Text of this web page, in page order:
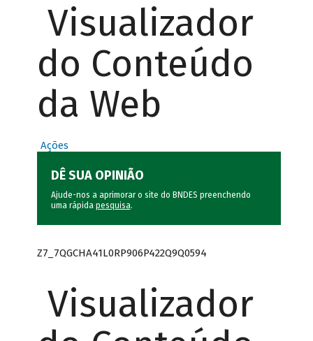
Visualizador
do Conteúdo
da Web
Ações
DÊ SUA OPINIÃO
Ajude-nos a aprimorar o site do BNDES preenchendo
uma rápida pesquisa.
Z7_7QGCHA41L0RP906P422Q9Q0594
Visualizador